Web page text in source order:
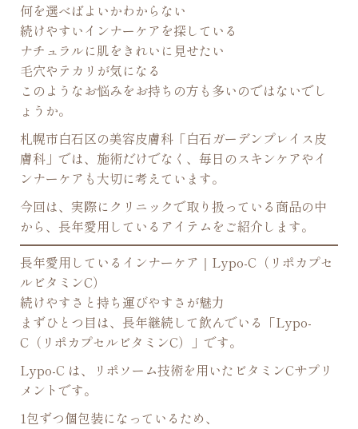
何を選べばよいかわからない
続けやすいインナーケアを探している
ナチュラルに肌をきれいに見せたい
毛穴やテカリが気になる
このようなお悩みをお持ちの方も多いのではないでし
ょうか。
札幌市白石区の美容皮膚科「白石ガーデンプレイス皮
膚科」では、施術だけでなく、毎日のスキンケアやイ
ンナーケアも大切に考えています。
今回は、実際にクリニックで取り扱っている商品の中
から、長年愛用しているアイテムをご紹介します。
長年愛用しているインナーケア｜Lypo-C（リポカプセ
ルビタミンC）
続けやすさと持ち運びやすさが魅力
まずひとつ目は、長年継続して飲んでいる「Lypo-
C（リポカプセルビタミンC）」です。
Lypo-C は、リポソーム技術を用いたビタミンCサプリ
メントです。
1包ずつ個包装になっているため、